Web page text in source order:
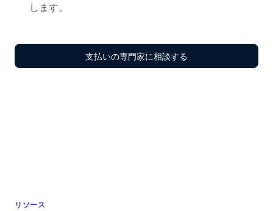
します。
支払いの専門家に相談する
リソース